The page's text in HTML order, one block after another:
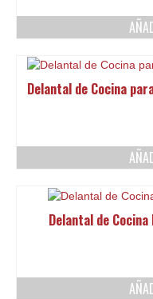
Delantal de Cocina
Delantal de